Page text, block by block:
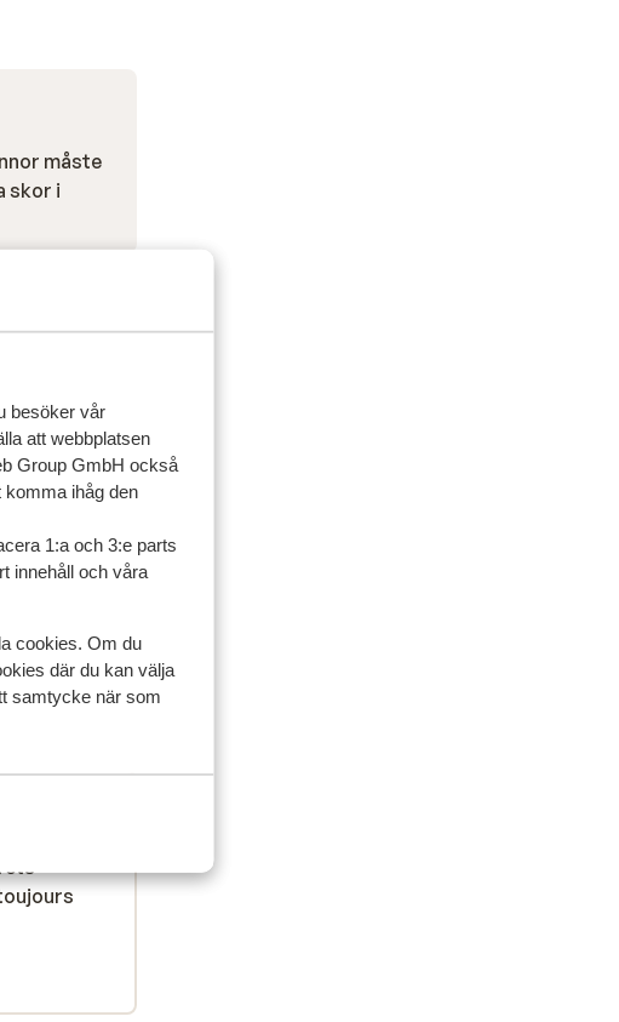
besöker vår
att webbplatsen
Group GmbH också
komma ihåg den
1:a och 3:e parts
innehåll och våra
cookies. Om du
där du kan välja
samtycke när som
måste
skor i